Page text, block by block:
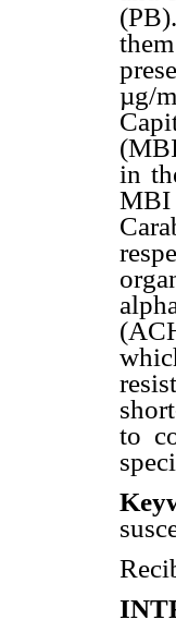
µg/
in
MBI
to